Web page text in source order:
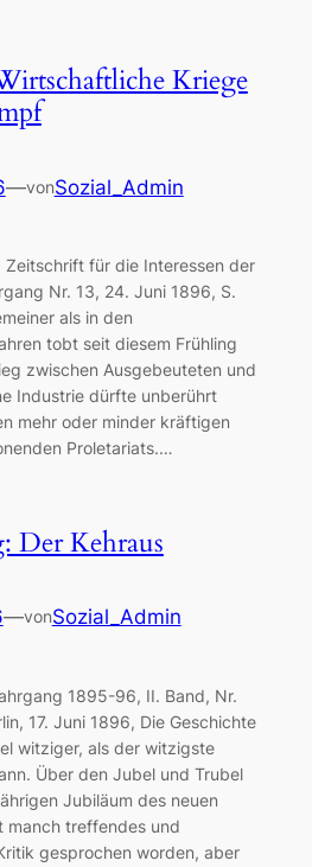
Kriege
—vonSozial_Admin
Zeitschrift für die Interessen der
Nr. 13, 24. Juni 1896, S.
als in den
tobt seit diesem Frühling
zwischen Ausgebeuteten und
Industrie dürfte unberührt
mehr oder minder kräftigen
Proletariats.…
Der Kehraus
—vonSozial_Admin
1895-96, II. Band, Nr.
17. Juni 1896, Die Geschichte
witziger, als der witzigste
Über den Jubel und Trubel
Jubiläum des neuen
manch treffendes und
gesprochen worden, aber